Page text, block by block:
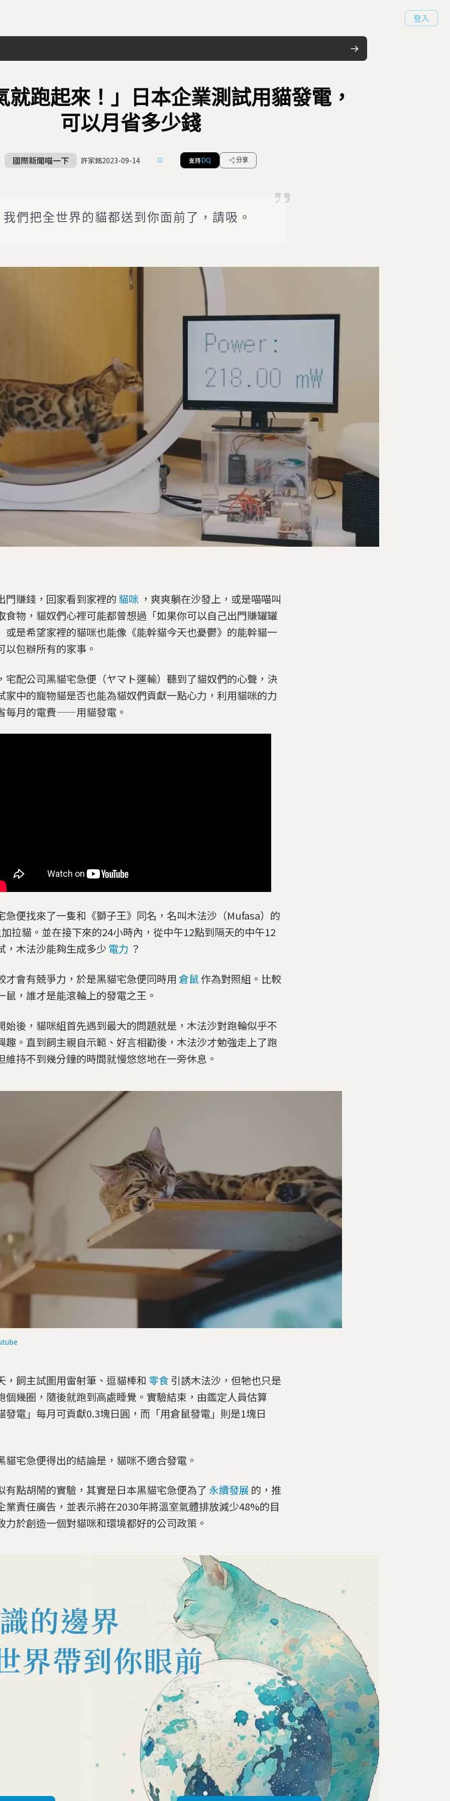
登入
就跑起來！」日本企業測試用貓發電，
可以月省多少錢
國際新聞喵一下 許家銘2023-09-14 支持 DQ 分享
我們把全世界的貓都送到你面前了，請吸。
門賺錢，回家看到家裡的 貓咪 ，爽爽躺在沙發上，或是喵喵叫
食物，貓奴們心裡可能都曾想過「如果你可以自己出門賺罐罐
或是希望家裡的貓咪也能像《能幹貓今天也憂鬱》的能幹貓一
以包辦所有的家事。
宅配公司黑貓宅急便（ヤマト運輸）聽到了貓奴們的心聲，決
家中的寵物貓是否也能為貓奴們貢獻一點心力，利用貓咪的力
每月的電費——用貓發電。
急便找來了一隻和《獅子王》同名，名叫木法沙（Mufasa）的
拉貓。並在接下來的24小時內，從中午12點到隔天的中午12
，木法沙能夠生成多少 電力 ？
才會有兢爭力，於是黑貓宅急便同時用 倉鼠作為對照組。比較
鼠，誰才是能滾輪上的發電之王。
始後，貓咪組首先遇到最大的問題就是，木法沙對跑輪似乎不
趣。直到飼主親自示範、好言相勸後，木法沙才勉強走上了跑
維持不到幾分鐘的時間就慢悠悠地在一旁休息。
，飼主試圖用雷射筆、逗貓棒和 零食 引誘木法沙，但牠也只是
個幾圈，隨後就跑到高處睡覺。實驗結束，由鑑定人員估算
發電」每月可貢獻0.3塊日圓，而「用倉鼠發電」則是1塊日
貓宅急便得出的結論是，貓咪不適合發電。
有點胡鬧的實驗，其實是日本黑貓宅急便為了 永續發展 的，推
業責任廣告，並表示將在2030年將溫室氣體排放減少48%的目
力於創造一個對貓咪和環境都好的公司政策。